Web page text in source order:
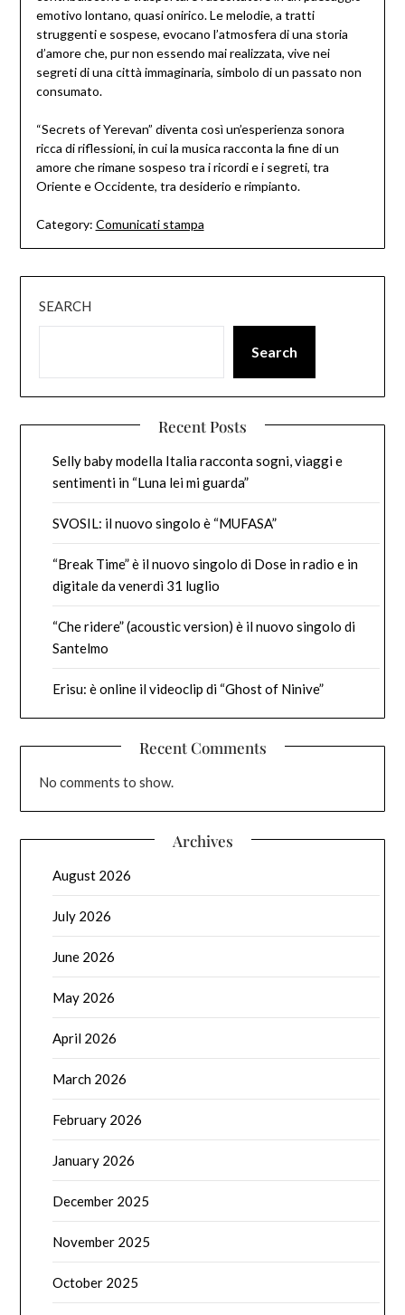
emotivo lontano, quasi onirico. Le melodie, a tratti
struggenti e sospese, evocano l’atmosfera di una storia
d’amore che, pur non essendo mai realizzata, vive nei
segreti di una città immaginaria, simbolo di un passato non
consumato.
“Secrets of Yerevan” diventa così un’esperienza sonora
ricca di riflessioni, in cui la musica racconta la fine di un
amore che rimane sospeso tra i ricordi e i segreti, tra
Oriente e Occidente, tra desiderio e rimpianto.
Category: Comunicati stampa
SEARCH
Search
Recent Posts
Selly baby modella Italia racconta sogni, viaggi e
sentimenti in “Luna lei mi guarda”
SVOSIL: il nuovo singolo è “MUFASA”
“Break Time” è il nuovo singolo di Dose in radio e in
digitale da venerdì 31 luglio
“Che ridere” (acoustic version) è il nuovo singolo di
Santelmo
Erisu: è online il videoclip di “Ghost of Ninive”
Recent Comments
No comments to show.
Archives
August 2026
July 2026
June 2026
May 2026
April 2026
March 2026
February 2026
January 2026
December 2025
November 2025
October 2025